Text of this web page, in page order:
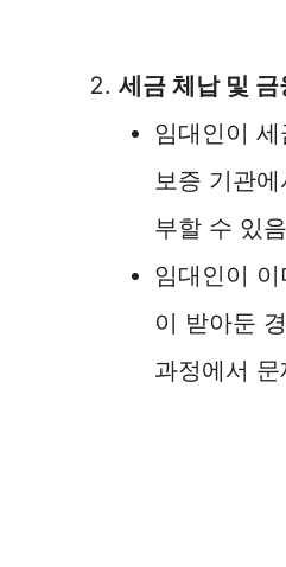
세금 체납 및 금
임대인이
보증 기관
부할 수 있음
임대인이
이 받아둔
과정에서